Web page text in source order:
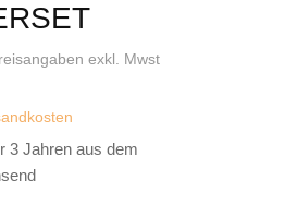
Kasse
exkl. Mwst
3 Jahren aus dem